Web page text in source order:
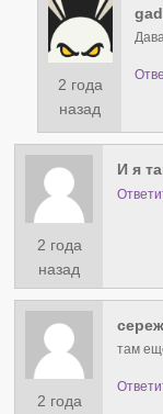
2 года
назад
2 года
назад
И я
2 года
там